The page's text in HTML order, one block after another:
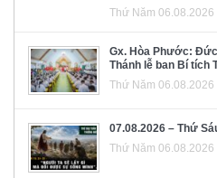
Thứ Năm 06.08.2026
Gx. Hòa Phước:
Thánh lễ ban Bí tích
Thứ Năm 06.08.2026
07.08.2026 – Thứ
Thứ Năm 06.08.2026